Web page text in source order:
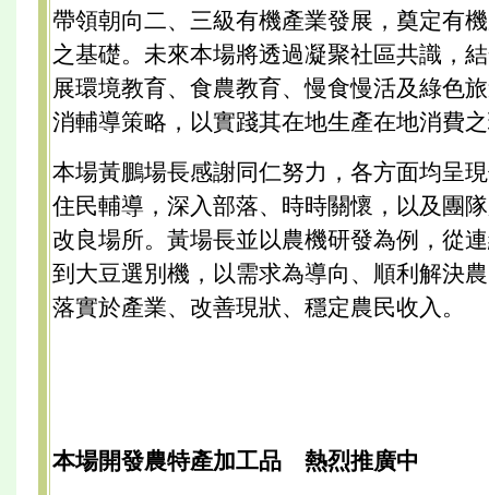
帶領朝向二、三級有機產業發展，奠定有
之基礎。未來本場將透過凝聚社區共識，
展環境教育、食農教育、慢食慢活及綠色
消輔導策略，以實踐其在地生產在地消費
本場黃鵬場長感謝同仁努力，各方面均呈
住民輔導，深入部落、時時關懷，以及團
改良場所。黃場長並以農機研發為例，從
到大豆選別機，以需求為導向、順利解決
落實於產業、改善現狀、穩定農民收入。
本場開發農特產加工品 熱烈推廣中